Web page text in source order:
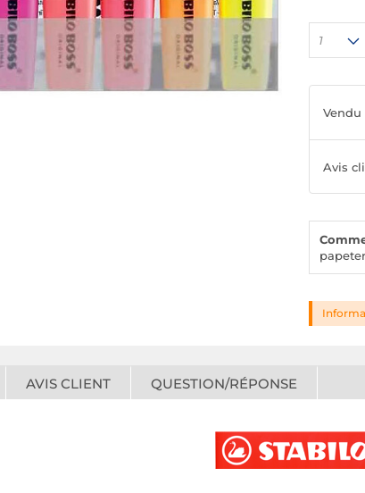
1
Vendu
Avis
AVIS CLIENT QUESTION/RÉPONSE